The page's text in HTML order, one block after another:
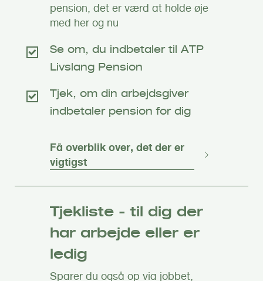
pension, det er værd at holde øje
med her og nu
Se om, du indbetaler til ATP
Livslang Pension
Tjek, om din arbejdsgiver
indbetaler pension for dig
Få overblik over, det der er
vigtigst
Tjekliste - til dig der
har arbejde eller er
ledig
Sparer du også op via jobbet,